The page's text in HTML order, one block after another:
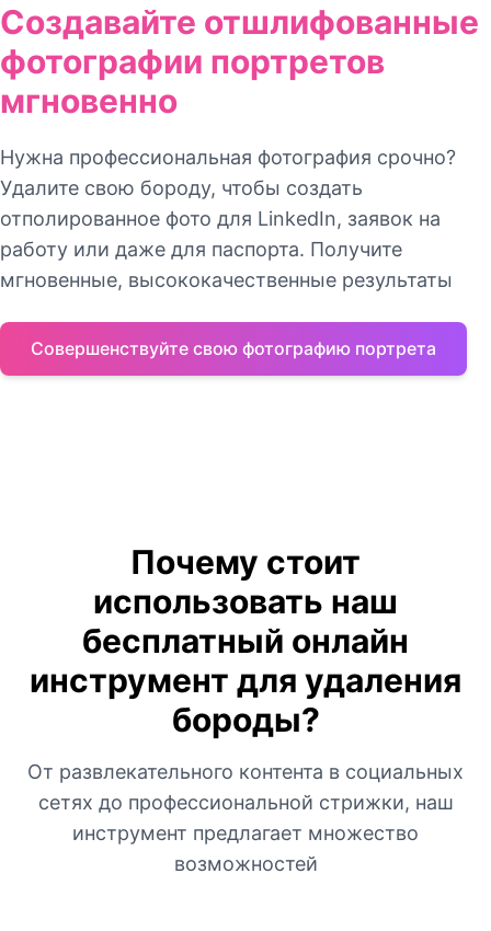
Создавайте отшлифованные
фотографии портретов
мгновенно
Нужна профессиональная фотография срочно?
Удалите свою бороду, чтобы создать
отполированное фото для LinkedIn, заявок на
работу или даже для паспорта. Получите
мгновенные, высококачественные результаты
Совершенствуйте свою фотографию портрета
Почему стоит
использовать наш
бесплатный онлайн
инструмент для удаления
бороды?
От развлекательного контента в социальных
сетях до профессиональной стрижки, наш
инструмент предлагает множество
возможностей